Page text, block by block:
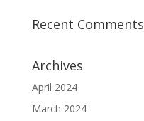
Recent Comments
Archives
April 2024
March 2024